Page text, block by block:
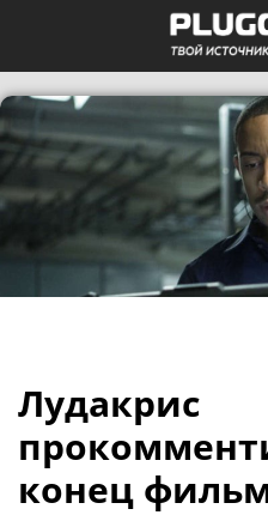
Лудакрис
конец